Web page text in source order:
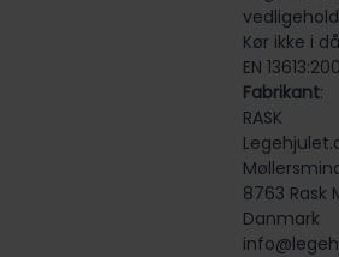
Kør ikke i
EN
Fabrikant:
RASK
8763 Rask
Danmark